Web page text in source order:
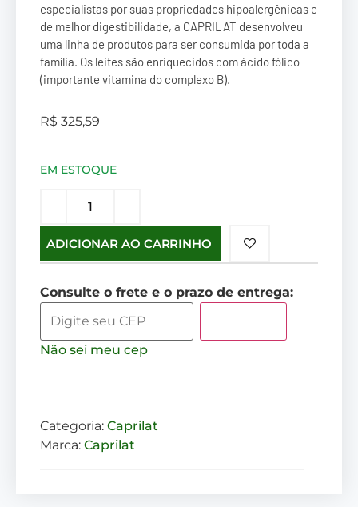
especialistas por suas propriedades hipoalergênicas e
de melhor digestibilidade, a CAPRILAT desenvolveu
uma linha de produtos para ser consumida por toda a
família. Os leites são enriquecidos com ácido fólico
(importante vitamina do complexo B).
R$ 325,59
EM ESTOQUE
ADICIONAR AO CARRINHO
Consulte o frete e o prazo de entrega:
Não sei meu cep
Categoria: Caprilat
Marca: Caprilat